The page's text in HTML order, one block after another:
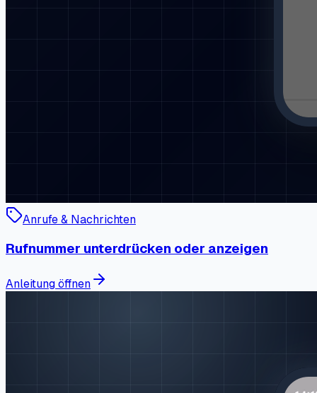
Anrufe & Nachrichten
Rufnummer unterdrücken oder anzeigen
Anleitung öffnen